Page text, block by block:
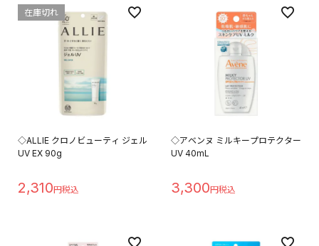
◇ALLIE クロノビューティ ジェル
UV EX 90g
2,310
在庫切れ
◇アベンヌ ミルキープロテクター
UV 40mL
3,300